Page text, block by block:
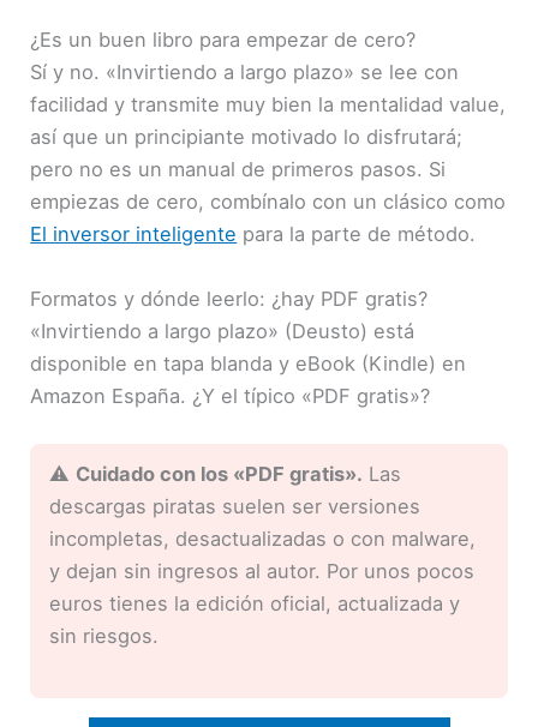
¿Es un buen libro para empezar de cero?
Sí y no. «Invirtiendo a largo plazo» se lee con
facilidad y transmite muy bien la mentalidad value,
así que un principiante motivado lo disfrutará;
pero no es un manual de primeros pasos. Si
empiezas de cero, combínalo con un clásico como
El inversor inteligente para la parte de método.
Formatos y dónde leerlo: ¿hay PDF gratis?
«Invirtiendo a largo plazo» (Deusto) está
disponible en tapa blanda y eBook (Kindle) en
Amazon España. ¿Y el típico «PDF gratis»?
⚠️ Cuidado con los «PDF gratis». Las
descargas piratas suelen ser versiones
incompletas, desactualizadas o con malware,
y dejan sin ingresos al autor. Por unos pocos
euros tienes la edición oficial, actualizada y
sin riesgos.